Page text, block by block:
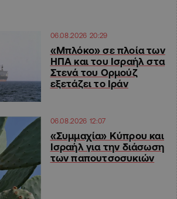
06.08.2026 20:29
«Μπλόκο» σε πλοία των
ΗΠΑ και του Ισραήλ στα
Στενά του Ορμούζ
εξετάζει το Ιράν
06.08.2026 12:07
«Συμμαχία» Κύπρου και
Ισραήλ για την διάσωση
των παπουτσοσυκιών